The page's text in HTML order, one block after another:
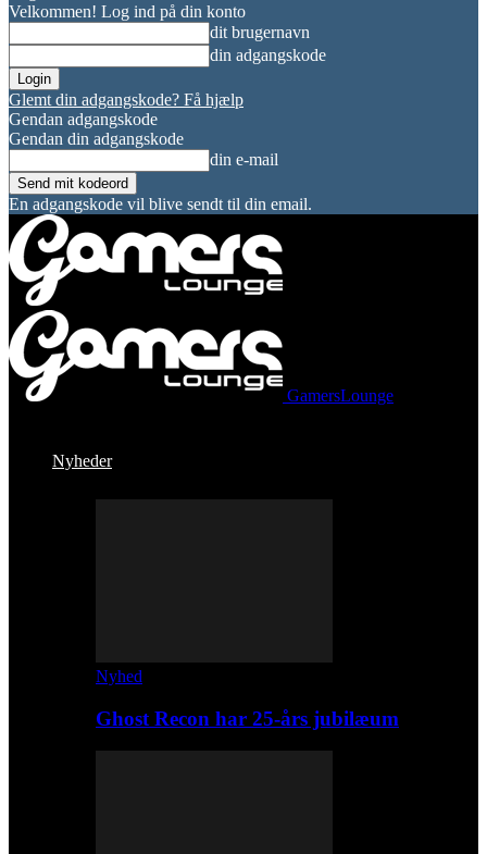
Velkommen! Log ind på din konto
dit brugernavn
din adgangskode
Glemt din adgangskode? Få hjælp
Gendan adgangskode
Gendan din adgangskode
din e-mail
En adgangskode vil blive sendt til din email.
GamersLounge
Nyheder
Nyhed
Ghost Recon har 25-års jubilæum